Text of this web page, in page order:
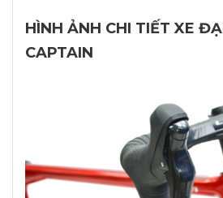
HÌNH ẢNH CHI TIẾT XE
CAPTAIN